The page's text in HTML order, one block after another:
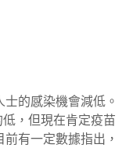
的感染機會減低。
，但現在肯定疫苗
有一定數據指出，